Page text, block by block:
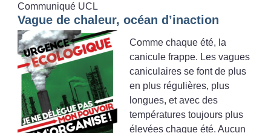
Communiqué UCL
Vague de chaleur, océan d’inaction
Comme chaque été, la
canicule frappe. Les vagues
caniculaires se font de plus
en plus régulières, plus
longues, et avec des
températures toujours plus
élevées chaque été. Aucun